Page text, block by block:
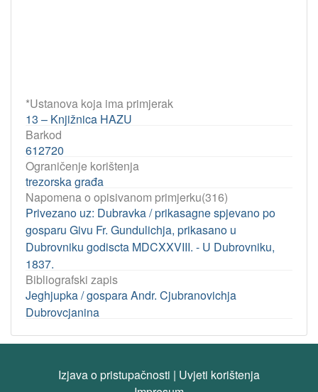
*Ustanova koja ima primjerak
13 – Knjižnica HAZU
Barkod
612720
Ograničenje korištenja
trezorska građa
Napomena o opisivanom primjerku(316)
Privezano uz: Dubravka / prikasagne spjevano po
gosparu Givu Fr. Gundulichja, prikasano u
Dubrovniku godiscta MDCXXVIII. - U Dubrovniku,
1837.
Bibliografski zapis
Jeghjupka / gospara Andr. Cjubranovichja
Dubrovcjanina
Izjava o pristupačnosti | Uvjeti korištenja